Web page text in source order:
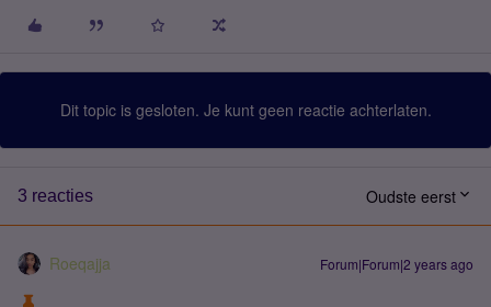
Dit topic is gesloten. Je kunt geen reactie achterlaten.
3 reacties Oudste eerst
Roeqajja Forum|Forum|2 years ago